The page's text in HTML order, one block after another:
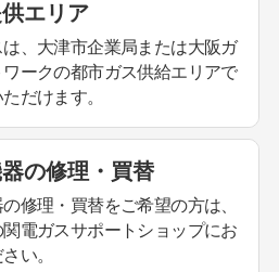
エリア
は、大津市企業局または大阪ガ
ワークの都市ガス供給エリアで
だけます。
の修理・買替
修理・買替をご希望の方は、
電ガスサポートショップにお
い。